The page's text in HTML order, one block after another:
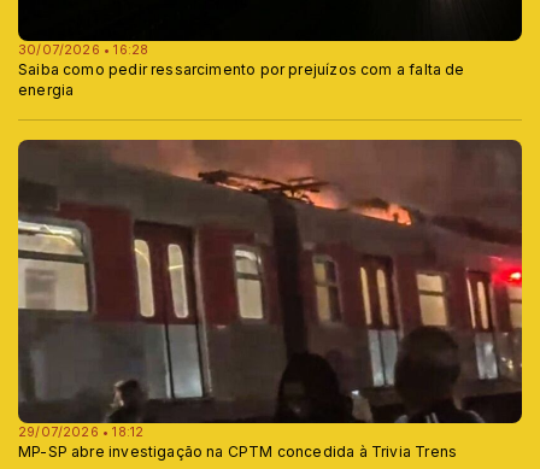
30/07/2026 • 16:28
Saiba como pedir ressarcimento por prejuízos com a falta de
energia
29/07/2026 • 18:12
MP-SP abre investigação na CPTM concedida à Trivia Trens